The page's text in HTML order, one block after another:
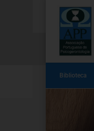
Biblioteca